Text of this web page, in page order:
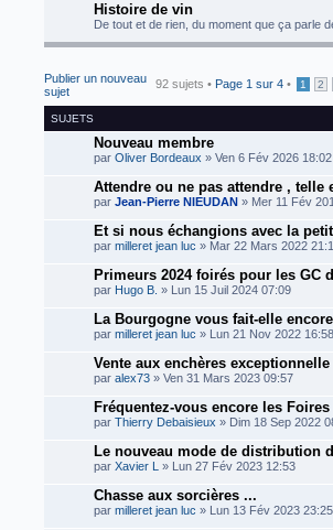
Histoire de vin
De tout et de rien, du moment que ça parle
Publier un nouveau
sujet
92 sujets • Page 1 sur 4 • 1 2
SUJETS
Nouveau membre
par Oliver Bordeaux » Ven 6 Fév 2026 18:02
Attendre ou ne pas attendre , telle
par Jean-Pierre NIEUDAN » Mer 11 Fév
Et si nous échangions avec la
par milleret jean luc » Mar 22 Mars 2022
Primeurs 2024 foirés pour les GC
par Hugo B. » Lun 15 Juil 2024 07:09
La Bourgogne vous fait-elle
par milleret jean luc » Lun 21 Nov 2022 16:58
Vente aux enchères exceptionnelle
par alex73 » Ven 31 Mars 2023 09:57
Fréquentez-vous encore les
par Thierry Debaisieux » Dim 18 Sep 2022
Le nouveau mode de distribution
par Xavier L » Lun 27 Fév 2023 12:53
Chasse aux sorcières ...
par milleret jean luc » Lun 13 Fév 2023 23:25